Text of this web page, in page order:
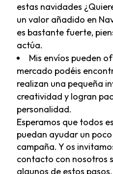
estas navidades
un valor añadido en
es bastante fuerte,
actúa.
Mis envíos pueden
mercado podéis
realizan una pequeña
creatividad y logran
personalidad.
Esperamos que todos
puedan ayudar un
campaña. Y os
contacto con nosotros
algunos de estos